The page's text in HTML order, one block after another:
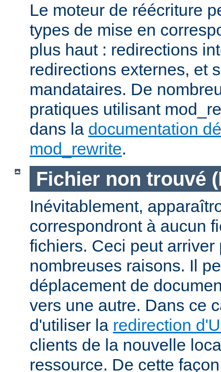
Le moteur de réécriture
types de mise en
plus haut : redirections
redirections externes, et
mandataires. De
pratiques utilisant
dans la documentation
mod_rewrite.
Fichier non trouvé
Inévitablement,
correspondront à aucun
fichiers. Ceci peut arriver
nombreuses raisons. Il
déplacement de
vers une autre. Dans ce
d'utiliser la redirection
clients de la nouvelle
ressource. De cette